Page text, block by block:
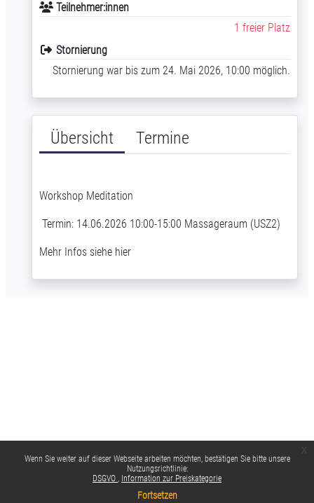
Wenn Sie weiter auf dieser Webseite arbeiten möchten, bestätigen Sie bitte unsere
Nutzungsrichtlinie:
DSGVO
Information zur Preiskategorie
Fortsetzen
Übersicht Termine
Workshop Meditation
Termin: 14.06.2026 10:00-15:00 Massageraum (USZ2)
Mehr Infos siehe hier
Teilnehmer:innen
1 freier Platz
Stornierung
Stornierung war bis zum 24. Mai 2026, 10:00 möglich.